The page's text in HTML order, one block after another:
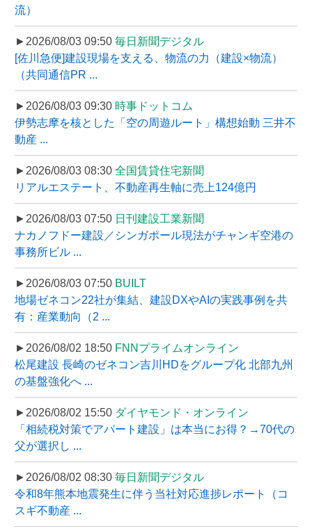
流）
►2026/08/03 09:50 毎日新聞デジタル
[佐川急便]建設現場を支える、物流の力（建設×物流）
（共同通信PR ...
►2026/08/03 09:30 時事ドットコム
伊勢志摩を核とした「空の周遊ルート」構想始動 三井不
動産 ...
►2026/08/03 08:30 全国賃貸住宅新聞
リアルエステート、不動産再生軸に売上124億円
►2026/08/03 07:50 日刊建設工業新聞
ナカノフドー建設／シンガポール現法がチャンギ空港の
事務所ビル ...
►2026/08/03 07:50 BUILT
地場ゼネコン22社が集結、建設DXやAIの実践事例を共
有：産業動向（2 ...
►2026/08/02 18:50 FNNプライムオンライン
松尾建設 長崎のゼネコン吉川HDをグループ化 北部九州
の基盤強化へ ...
►2026/08/02 15:50 ダイヤモンド・オンライン
「相続税対策でアパート建設」は本当にお得？→70代の
父が選択し ...
►2026/08/02 08:30 毎日新聞デジタル
令和8年熊本地震発生に伴う当社対応進捗レポート（コ
スギ不動産 ...